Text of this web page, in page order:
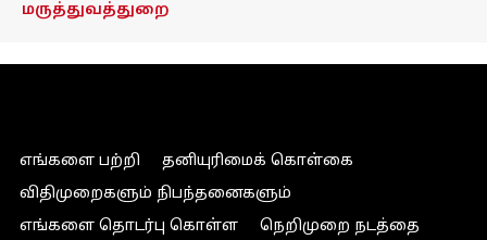
மருத்துவத்துறை
எங்களை பற்றி
தனியுரிமைக் கொள்கை
விதிமுறைகளும் நிபந்தனைகளும்
எங்களை தொடர்பு கொள்ள
நெறிமுறை நடத்தை